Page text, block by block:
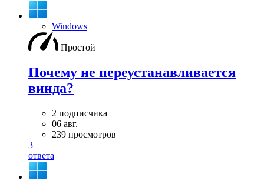
Windows
Простой
Почему не переустанавливается
винда?
2 подписчика
06 авг.
239 просмотров
3
ответа